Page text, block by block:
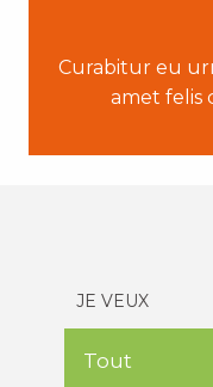
Curabitur eu
amet felis
JE VEUX